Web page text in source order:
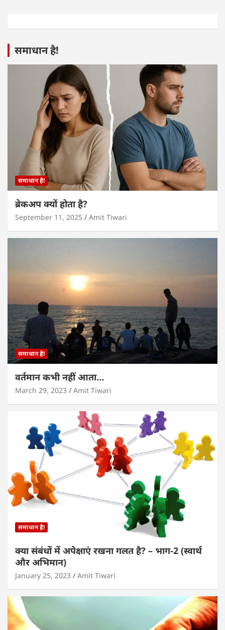
समाधान है!
समाधान है!
ब्रेकअप क्यों होता है?
September 11, 2025 Amit Tiwari
समाधान है!
वर्तमान कभी नहीं आता…
March 29, 2023 Amit Tiwari
समाधान है!
क्या संबंधों में अपेक्षाएं रखना गलत है? – भाग-2 (स्वार्थ
और अभिमान)
January 25, 2023 Amit Tiwari